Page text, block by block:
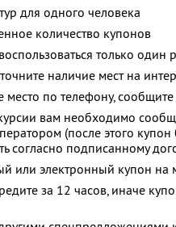
для одного человека
количество купонов
только один
наличие мест на
место по телефону,
вам необходимо
(после этого
согласно подписанному
или электронный купон на
за 12 часов, иначе